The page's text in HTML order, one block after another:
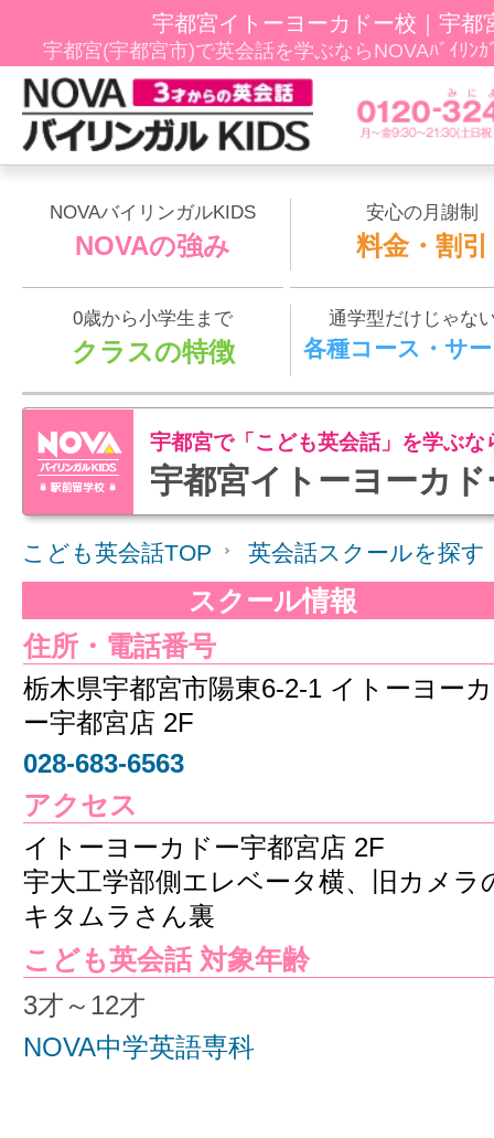
宇都宮イトーヨーカドー校｜宇都
宇都宮(宇都宮市)で英会話を学ぶならNOVAﾊﾞｲﾘﾝ
NOVAバイリンガルKIDS
NOVAの強み
安心の月謝制
料金・割引
0歳から小学生まで
クラスの特徴
通学型だけじゃな
各種コース・サ
宇都宮イトーヨーカド
宇都宮で「こども英会話」を学ぶな
こども英会話TOP 英会話スクールを探す
スクール情報
住所・電話番号
栃木県宇都宮市陽東6-2-1 イトーヨー
ー宇都宮店 2F
028-683-6563
アクセス
イトーヨーカドー宇都宮店 2F
宇大工学部側エレベータ横、旧カメラ
キタムラさん裏
こども英会話 対象年齢
3才～12才
NOVA中学英語専科